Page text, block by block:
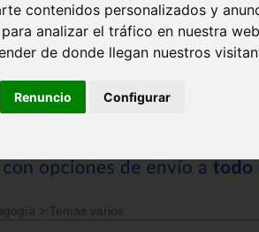
contenidos personalizados y
analizar el tráfico en nuestra
de donde llegan nuestros
Renuncio Configurar
> Temas varios